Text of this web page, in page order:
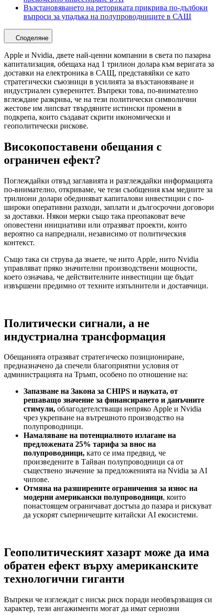
Възстановяването на реториката прикрива по-дълбоки
въпроси за упадъка на полупроводниците в САЩ
Споделяне
Apple и Nvidia, двете най-ценни компании в света по пазарна
капитализация, обещаха над 1 трилион долара към веригата за
доставки на електроника в САЩ, представяйки се като
стратегически съюзници в усилията за възстановяване и
индустриален суверенитет. Въпреки това, по-внимателно
вглеждане разкрива, че на тези политически символични
жестове им липсват твърдяните истински промени в
подкрепа, които създават скрити икономически и
геополитически рискове.
Високопоставени обещания с
ограничен ефект?
Поглеждайки отвъд заглавията и разглеждайки информацията
по-внимателно, откриваме, че тези съобщения към медиите за
трилиони долари обединяват капиталови инвестиции с по-
широки оперативни разходи, заплати и дългосрочни договори
за доставки. Някои мерки също така преопаковат вече
оповестени инициативи или отразяват проекти, които
вероятно са напреднали, независимо от политическия
контекст.
Също така си струва да знаете, че нито Apple, нито Nvidia
управляват пряко значителни производствени мощности,
което означава, че действителните инвестиции ще бъдат
извършени предимно от техните изпълнители и доставчици.
Политически сигнали, а не
индустриална трансформация
Обещанията отразяват стратегическо позициониране,
предназначено да спечели благоприятни условия от
администрацията на Тръмп, особено по отношение на:
Запазване на Закона за CHIPS и науката, от
решаващо значение за финансирането и данъчните
стимули, облагодетелстващи непряко Apple и Nvidia
чрез укрепване на вътрешното производство на
полупроводници.
Намаляване на потенциалното излагане на
предложената 25% тарифа за внос на
полупроводници, като се има предвид, че
произведените в Тайван полупроводници са от
съществено значение за предложенията на Nvidia за AI
чипове.
Отмяна на разширените ограничения за износ на
модерни американски полупроводници, които
понастоящем ограничават достъпа до пазара и рискуват
да ускорят съперничещите китайски AI екосистеми.
Геополитическият хазарт може да има
обратен ефект върху американските
технологични гиганти
Въпреки че изглеждат с нисък риск поради необвързващия си
характер, тези ангажименти могат да имат сериозни